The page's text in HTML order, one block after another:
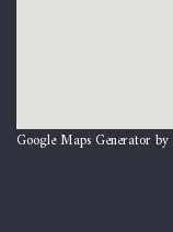
Google Maps Generator by